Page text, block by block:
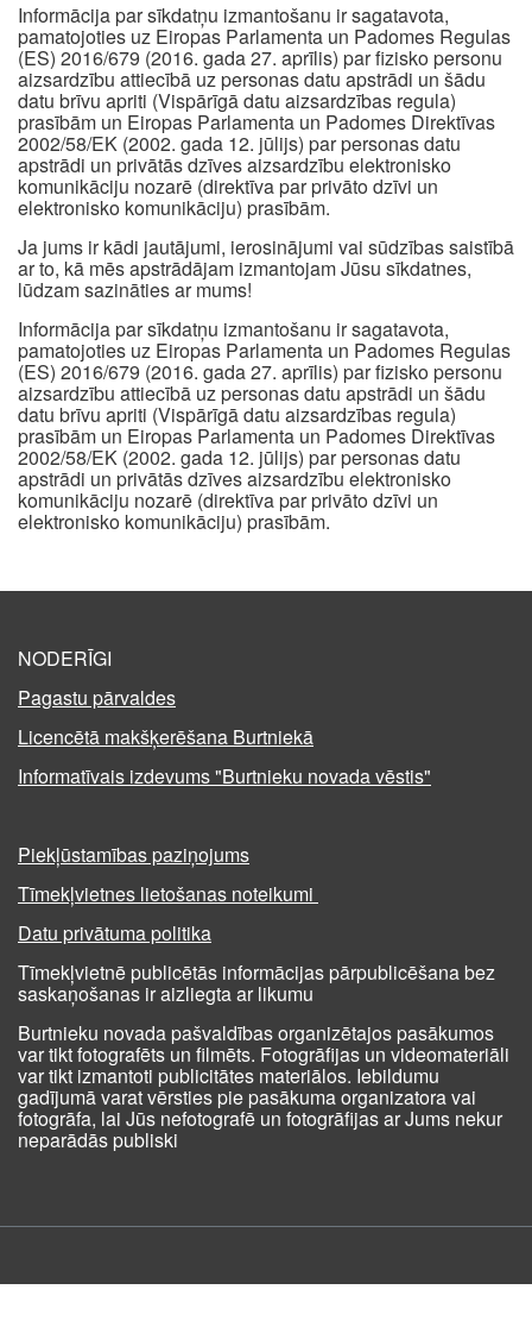
Informācija par sīkdatņu izmantošanu ir sagatavota,
pamatojoties uz Eiropas Parlamenta un Padomes Regulas
(ES) 2016/679 (2016. gada 27. aprīlis) par fizisko personu
aizsardzību attiecībā uz personas datu apstrādi un šādu
datu brīvu apriti (Vispārīgā datu aizsardzības regula)
prasībām un Eiropas Parlamenta un Padomes Direktīvas
2002/58/EK (2002. gada 12. jūlijs) par personas datu
apstrādi un privātās dzīves aizsardzību elektronisko
komunikāciju nozarē (direktīva par privāto dzīvi un
elektronisko komunikāciju) prasībām.
Ja jums ir kādi jautājumi, ierosinājumi vai sūdzības saistībā
ar to, kā mēs apstrādājam izmantojam Jūsu sīkdatnes,
lūdzam sazināties ar mums!
Informācija par sīkdatņu izmantošanu ir sagatavota,
pamatojoties uz Eiropas Parlamenta un Padomes Regulas
(ES) 2016/679 (2016. gada 27. aprīlis) par fizisko personu
aizsardzību attiecībā uz personas datu apstrādi un šādu
datu brīvu apriti (Vispārīgā datu aizsardzības regula)
prasībām un Eiropas Parlamenta un Padomes Direktīvas
2002/58/EK (2002. gada 12. jūlijs) par personas datu
apstrādi un privātās dzīves aizsardzību elektronisko
komunikāciju nozarē (direktīva par privāto dzīvi un
elektronisko komunikāciju) prasībām.
NODERĪGI
Pagastu pārvaldes
Licencētā makšķerēšana Burtniekā
Informatīvais izdevums "Burtnieku novada vēstis"
Piekļūstamības paziņojums
Tīmekļvietnes lietošanas noteikumi
Datu privātuma politika
Tīmekļvietnē publicētās informācijas pārpublicēšana bez
saskaņošanas ir aizliegta ar likumu
Burtnieku novada pašvaldības organizētajos pasākumos
var tikt fotografēts un filmēts. Fotogrāfijas un videomateriāli
var tikt izmantoti publicitātes materiālos. Iebildumu
gadījumā varat vērsties pie pasākuma organizatora vai
fotogrāfa, lai Jūs nefotografē un fotogrāfijas ar Jums nekur
neparādās publiski